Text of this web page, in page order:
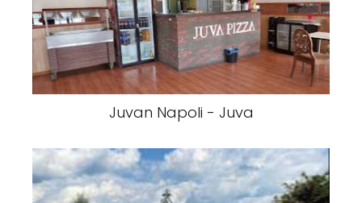
Juvan Napoli - Juva